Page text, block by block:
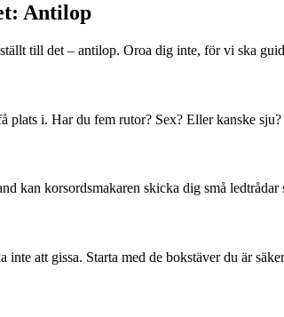
Antilop
till det – antilop. Oroa dig inte, för vi ska
plats i. Har du fem rutor? Sex? Eller kanske
kan korsordsmakaren skicka dig små
att gissa. Starta med de bokstäver du är